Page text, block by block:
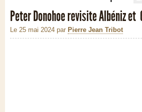
Peter Donohoe revisite Albéniz et
Le 25 mai 2024 par Pierre Jean Tribot